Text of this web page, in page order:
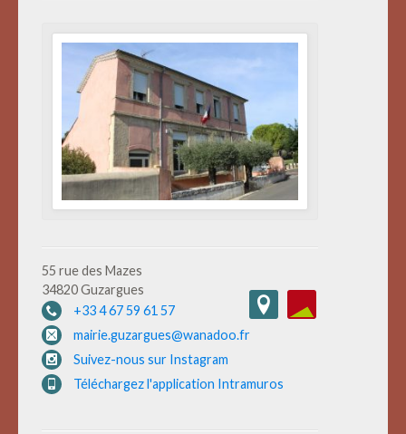
55 rue des Mazes
34820 Guzargues
+33 4 67 59 61 57
mairie.guzargues@wanadoo.fr
Suivez-nous sur Instagram
Téléchargez l'application Intramuros